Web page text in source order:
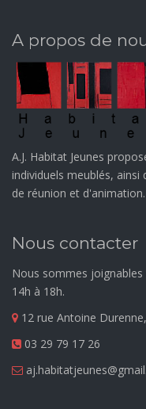
A propos de
A.J. Habitat Jeunes
individuels meublés, ainsi
de réunion et d'animation.
Nous contacter
Nous sommes
14h à 18h.
12 rue Antoine
03 29 79 17 26